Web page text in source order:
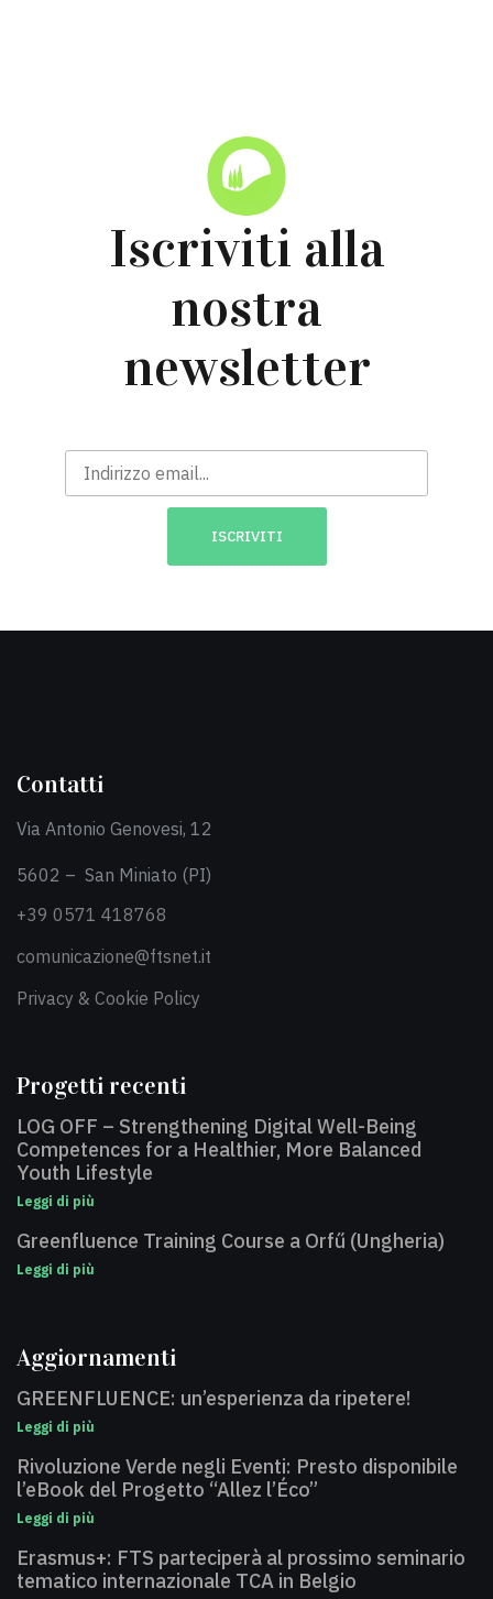
Iscriviti alla
nostra
newsletter
Contatti
Via Antonio Genovesi, 12
5602 – San Miniato (PI)
+39 0571 418768
comunicazione@ftsnet.it
Privacy & Cookie Policy
Progetti recenti
LOG OFF – Strengthening Digital Well-Being
Competences for a Healthier, More Balanced
Youth Lifestyle
Leggi di più
Greenfluence Training Course a Orfű (Ungheria)
Leggi di più
Aggiornamenti
GREENFLUENCE: un’esperienza da ripetere!
Leggi di più
Rivoluzione Verde negli Eventi: Presto disponibile
l’eBook del Progetto “Allez l’Éco”
Leggi di più
Erasmus+: FTS parteciperà al prossimo seminario
tematico internazionale TCA in Belgio